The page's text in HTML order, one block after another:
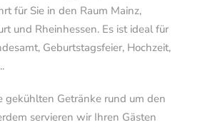
für Sie in den Raum Mainz,
und Rheinhessen. Es ist ideal für
Geburtstagsfeier, Hochzeit,
gekühlten Getränke rund um den
servieren wir Ihren Gästen